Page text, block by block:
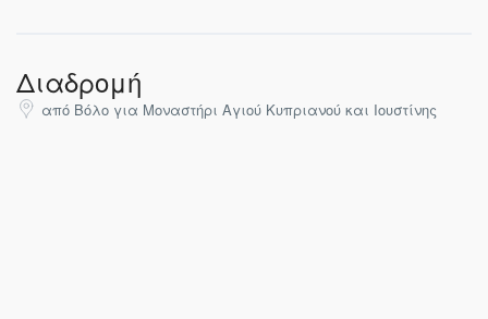
Διαδρομή
από Βόλο για Μοναστήρι Αγιού Κυπριανού και Ιουστίνης